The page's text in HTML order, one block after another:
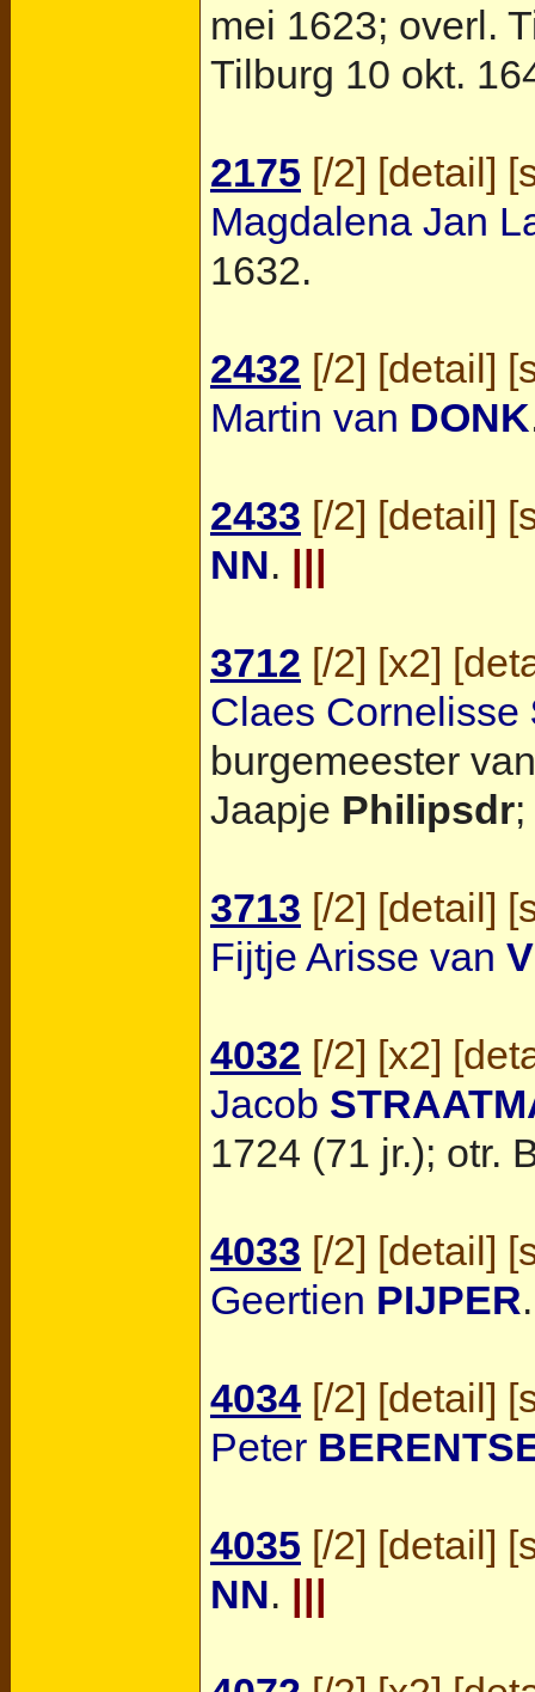
mei 1623; overl.
Tilburg 10 okt.
2175 [/2] [detail] [
Magdalena Jan
1632.
2432 [/2] [detail] [
Martin van DONK
2433 [/2] [detail] [
NN. |||
3712 [/2] [x2] [
Claes Cornelisse
burgemeester
Jaapje Philipsdr
3713 [/2] [detail] [
Fijtje Arisse van
4032 [/2] [x2] [
Jacob
1724 (71 jr.); otr.
4033 [/2] [detail] [
Geertien PIJPER.
4034 [/2] [detail] [
Peter
4035 [/2] [detail] [
NN. |||